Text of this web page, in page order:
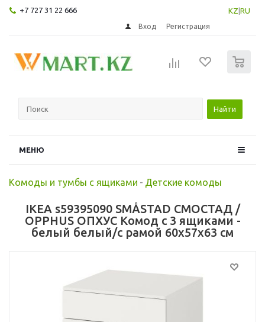
+7 727 31 22 666 KZ RU
Вход Регистрация
Найти
МЕНЮ
Комоды и тумбы с ящиками - Детские комоды
IKEA s59395090 SMÅSTAD СМОСТАД /
OPPHUS ОПХУС Комод с 3 ящиками -
белый белый/с рамой 60x57x63 см